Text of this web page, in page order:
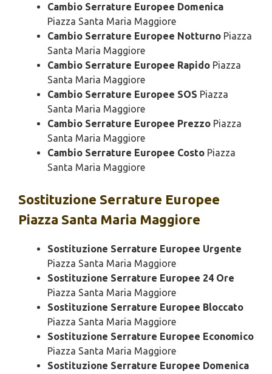
Cambio Serrature Europee Domenica
Piazza Santa Maria Maggiore
Cambio Serrature Europee Notturno Piazza
Santa Maria Maggiore
Cambio Serrature Europee Rapido Piazza
Santa Maria Maggiore
Cambio Serrature Europee SOS Piazza
Santa Maria Maggiore
Cambio Serrature Europee Prezzo Piazza
Santa Maria Maggiore
Cambio Serrature Europee Costo Piazza
Santa Maria Maggiore
Sostituzione Serrature Europee
Piazza Santa Maria Maggiore
Sostituzione Serrature Europee Urgente
Piazza Santa Maria Maggiore
Sostituzione Serrature Europee 24 Ore
Piazza Santa Maria Maggiore
Sostituzione Serrature Europee Bloccato
Piazza Santa Maria Maggiore
Sostituzione Serrature Europee Economico
Piazza Santa Maria Maggiore
Sostituzione Serrature Europee Domenica